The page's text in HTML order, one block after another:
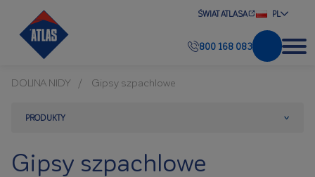
ŚWIAT ATLASA PL
800 168 083
DOLINA NIDY Gipsy szpachlowe
PRODUKTY
Gipsy szpachlowe